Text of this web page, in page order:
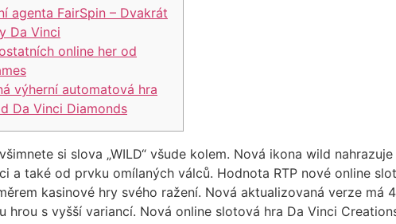
agenta FairSpin – Dvakrát
Da Vinci
online her od
výherní automatová hra
Da Vinci Diamonds
si slova „WILD“ všude kolem. Nová ikona wild
a také od prvku omílaných válců. Hodnota RTP nové online
kasinové hry svého ražení. Nová aktualizovaná verze má
hrou s vyšší variancí. Nová online slotová hra Da Vinci